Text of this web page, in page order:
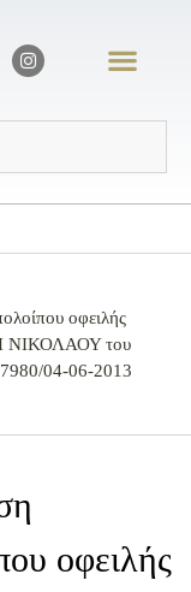
οφειλής
ΝΙΚΟΛΑΟΥ του
04-06-2013
οφειλής